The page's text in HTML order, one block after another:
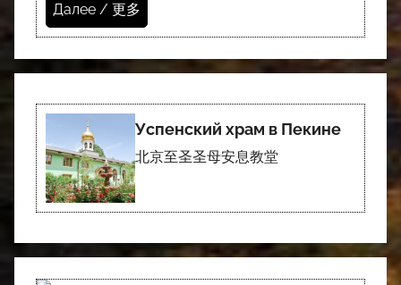
Далее / 更多
Успенский храм в Пекине
北京至圣圣母安息教堂